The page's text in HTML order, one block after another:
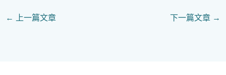
← 上一篇文章 下一篇文章 →